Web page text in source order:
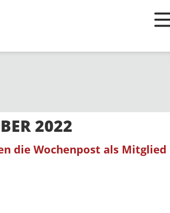
2022
die Wochenpost als Mitglied